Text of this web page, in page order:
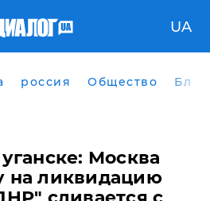
UA
россия Общество
Москва
на ликвидацию